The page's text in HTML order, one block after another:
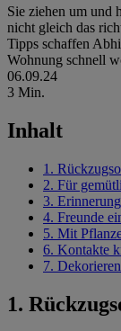
Sie ziehen um und
nicht gleich das
Tipps schaffen
Wohnung schnell
06.09.24
3 Min.
Inhalt
1.
2. Für
3.
4. Freunde
5. Mit
6. Kontakte
7. Dekorieren
1.